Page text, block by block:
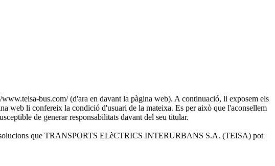
bus.com/ (d'ara en davant la pàgina web). A continuació, li exposem els
web li confereix la condició d'usuari de la mateixa. Es per això que l'aconsellem
de generar responsabilitats davant del seu titular.
i solucions que TRANSPORTS ELèCTRICS INTERURBANS S.A. (TEISA) pot